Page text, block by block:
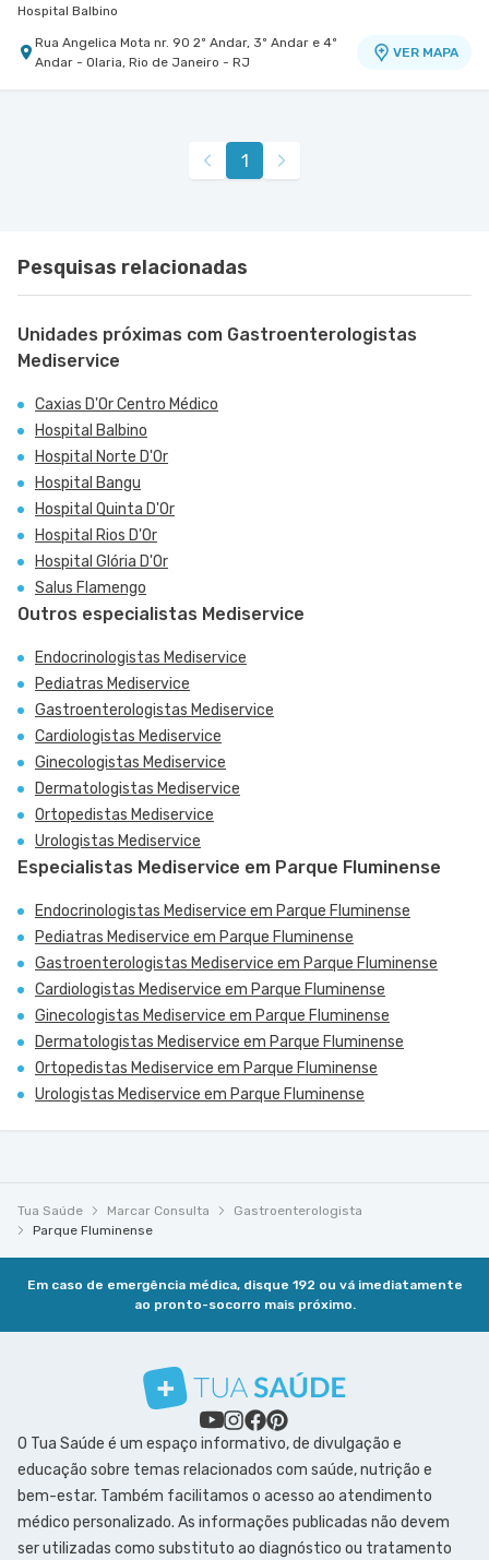
Hospital Balbino
Rua Angelica Mota nr. 90 2º Andar, 3º Andar e 4º
Andar - Olaria, Rio de Janeiro - RJ
VER MAPA
1
Pesquisas relacionadas
Unidades próximas com Gastroenterologistas
Mediservice
Caxias D'Or Centro Médico
Hospital Balbino
Hospital Norte D'Or
Hospital Bangu
Hospital Quinta D'Or
Hospital Rios D'Or
Hospital Glória D'Or
Salus Flamengo
Outros especialistas Mediservice
Endocrinologistas Mediservice
Pediatras Mediservice
Gastroenterologistas Mediservice
Cardiologistas Mediservice
Ginecologistas Mediservice
Dermatologistas Mediservice
Ortopedistas Mediservice
Urologistas Mediservice
Especialistas Mediservice em Parque Fluminense
Endocrinologistas Mediservice em Parque Fluminense
Pediatras Mediservice em Parque Fluminense
Gastroenterologistas Mediservice em Parque Fluminense
Cardiologistas Mediservice em Parque Fluminense
Ginecologistas Mediservice em Parque Fluminense
Dermatologistas Mediservice em Parque Fluminense
Ortopedistas Mediservice em Parque Fluminense
Urologistas Mediservice em Parque Fluminense
Tua Saúde Marcar Consulta
Gastroenterologista
Parque Fluminense
Em caso de emergência médica, disque 192 ou vá imediatamente
ao pronto-socorro mais próximo.
O Tua Saúde é um espaço informativo, de divulgação e
educação sobre temas relacionados com saúde, nutrição e
bem-estar. Também facilitamos o acesso ao atendimento
médico personalizado. As informações publicadas não devem
ser utilizadas como substituto ao diagnóstico ou tratamento